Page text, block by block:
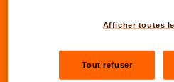
Afficher toutes
Tout refuser